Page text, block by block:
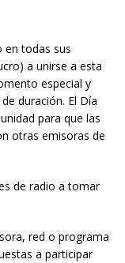
en todas sus
a unirse a esta
especial y
duración. El Día
para que las
otras emisoras de
de radio a tomar
red o programa
a participar